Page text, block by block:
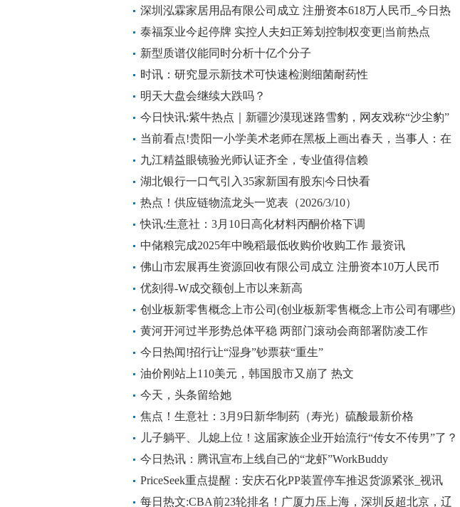
深圳泓霖家居用品有限公司成立 注册资本618万人民币_今日热
搜
泰福泵业今起停牌 实控人夫妇正筹划控制权变更|当前热点
新型质谱仪能同时分析十亿个分子
时讯：研究显示新技术可快速检测细菌耐药性
明天大盘会继续大跌吗？
今日快讯:紫牛热点｜新疆沙漠现迷路雪豹，网友戏称“沙尘豹”
当前看点!贵阳一小学美术老师在黑板上画出春天，当事人：在
自家客厅装黑板勤加练习
九江精益眼镜验光师认证齐全，专业值得信赖
湖北银行一口气引入35家新国有股东|今日快看
热点！供应链物流龙头一览表（2026/3/10）
快讯:生意社：3月10日高化材料丙酮价格下调
中储粮完成2025年中晚稻最低收购价收购工作 最资讯
佛山市宏展再生资源回收有限公司成立 注册资本10万人民币
优刻得-W成交额创上市以来新高
创业板新零售概念上市公司(创业板新零售概念上市公司有哪些)
黄河开河过半形势总体平稳 两部门滚动会商部署防凌工作
今日热闻!招行让“湿身”钞票获“重生”
油价刚站上110美元，韩国股市又崩了 热文
今天，头条留给她
焦点！生意社：3月9日新华制药（寿光）硫酸最新价格
儿子躺平、儿媳上位！这届家族企业开始流行“传女不传男”了？
今日热讯：腾讯宣布上线自己的“龙虾”WorkBuddy
PriceSeek重点提醒：安庆石化PP装置停车推迟货源紧张_视讯
每日热文:CBA前23轮排名！广厦力压上海，深圳反超北京，辽